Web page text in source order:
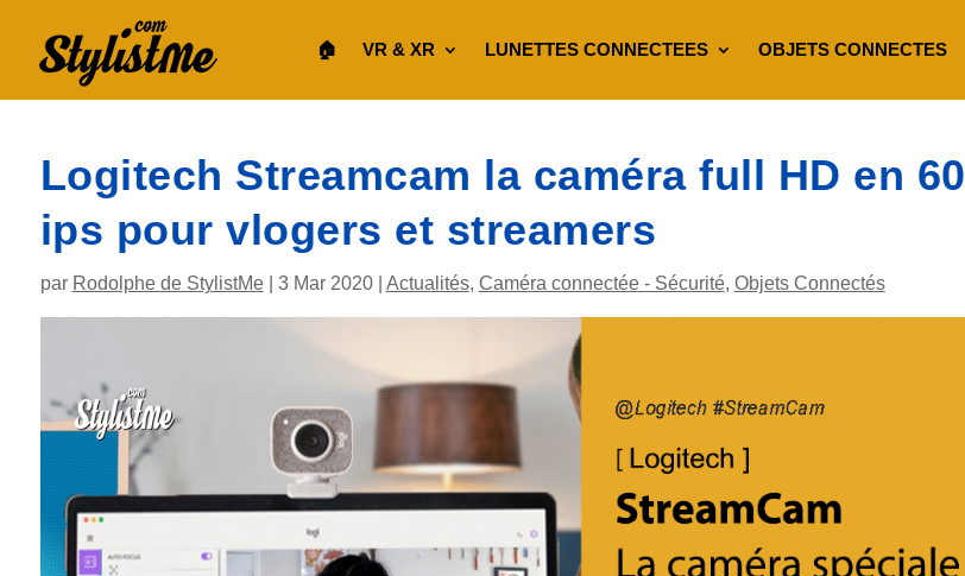
🏠︎ VR & XR LUNETTES CONNECTEES OBJETS CONNECTES
Logitech Streamcam la caméra full HD en 60
ips pour vlogers et streamers
par Rodolphe de StylistMe| 3 Mar 2020| Actualités, Caméra connectée - Sécurité, Objets Connectés